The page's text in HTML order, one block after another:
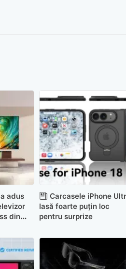
adus
din
Carcasele iPhone
lasă foarte puțin loc
pentru surprize